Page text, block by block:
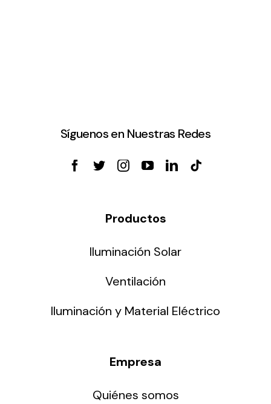
Síguenos en Nuestras Redes
Productos
Iluminación Solar
Ventilación
Iluminación y Material Eléctrico
Empresa
Quiénes somos